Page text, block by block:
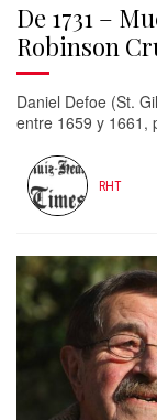
De 1731 –
Robinson
Daniel Defoe (St.
entre 1659 y 1661,
RHT